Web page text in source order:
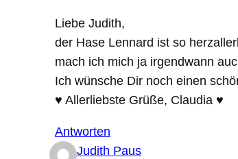
Liebe Judith,
der Hase Lennard ist so
mach ich mich ja irgendwann
Ich wünsche Dir noch einen
♥ Allerliebste Grüße, Claudia ♥
Antworten
Judith Paus